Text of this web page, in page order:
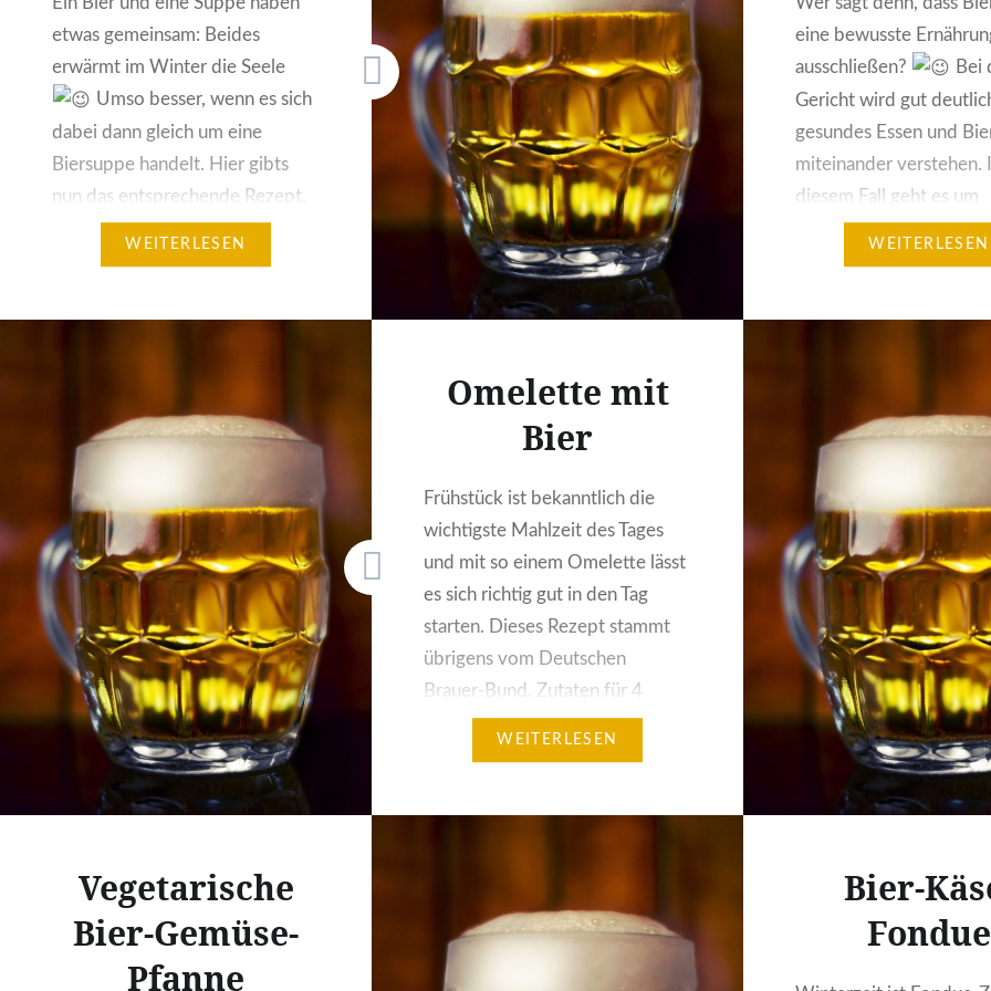
etwas gemeinsam: Beides
erwärmt im Winter die Seele
Umso besser, wenn es sich
dabei dann gleich um eine
Biersuppe handelt. Hier gibts
nun das entsprechende Rezept.
Guten Appetit! Zutaten: 0,5l
Zucker 100 g Rosinen 1 EL…
WEITERLESEN
eine bewusste
ausschließen?
Bei
Gericht wird gut
gesundes Essen und
miteinander verstehen.
diesem Fall geht es um
Dinkelbier, das sogar
Kombination mit
WEITERLESEN
Omelette mit
Bier
Frühstück ist bekanntlich die
wichtigste Mahlzeit des Tages
und mit so einem Omelette lässt
es sich richtig gut in den Tag
starten. Dieses Rezept stammt
übrigens vom Deutschen
Brauer-Bund. Zutaten für 4
Personen: 6 EL Pils 8 frische Eier
Eier trennen und das Eiweiß
WEITERLESEN
Vegetarische
Bier-Gemüse-
Pfanne
Bier-
Fondue